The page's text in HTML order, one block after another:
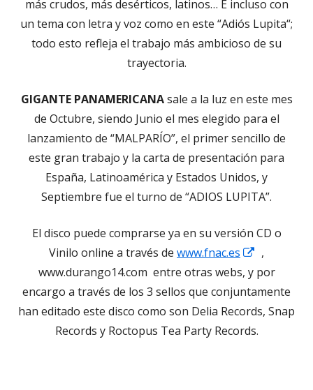
más crudos, más desérticos, latinos… E incluso con
un tema con letra y voz como en este “Adiós Lupita“;
todo esto refleja el trabajo más ambicioso de su
trayectoria.
GIGANTE PANAMERICANAsale a la luz en este mes
de Octubre, siendo Junio el mes elegido para el
lanzamiento de “MALPARÍO”, el primer sencillo de
este gran trabajo y la carta de presentación para
España, Latinoamérica y Estados Unidos, y
Septiembre fue el turno de “ADIOS LUPITA”.
El disco puede comprarse ya en su versión CD o
Vinilo online a través de www.fnac.es
Abrir
en
una
ventana
nueva
,
www.durango14.com entre otras webs, y por
encargo a través de los 3 sellos que conjuntamente
han editado este disco como son Delia Records, Snap
Records y Roctopus Tea Party Records.